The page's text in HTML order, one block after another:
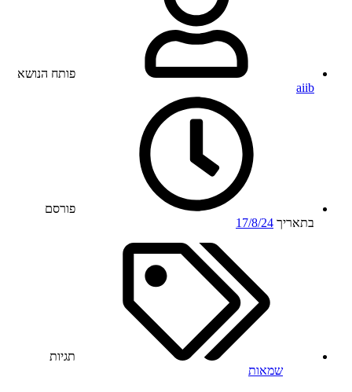
פותח הנושא
aiib
פורסם
בתאריך 17/8/24
תגיות
שמאות